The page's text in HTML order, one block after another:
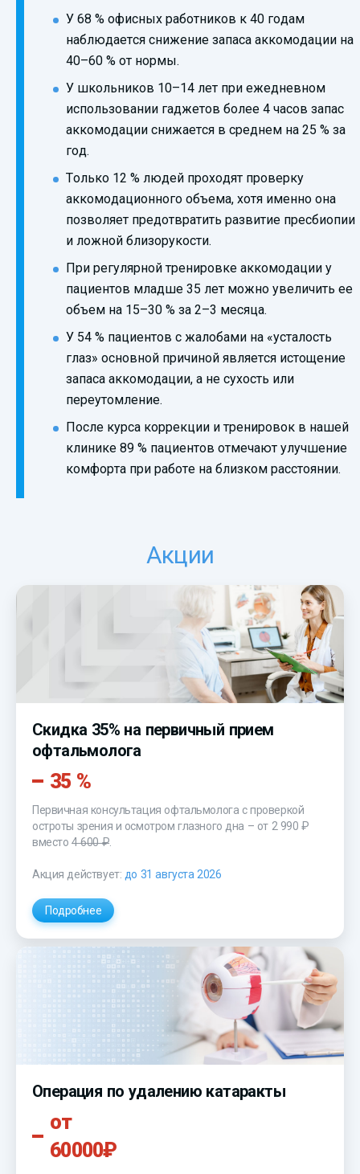
У 68 % офисных работников к 40 годам
наблюдается снижение запаса аккомодации на
40–60 % от нормы.
У школьников 10–14 лет при ежедневном
использовании гаджетов более 4 часов запас
аккомодации снижается в среднем на 25 % за
год.
Только 12 % людей проходят проверку
аккомодационного объема, хотя именно она
позволяет предотвратить развитие пресбиопии
и ложной близорукости.
При регулярной тренировке аккомодации у
пациентов младше 35 лет можно увеличить ее
объем на 15–30 % за 2–3 месяца.
У 54 % пациентов с жалобами на «усталость
глаз» основной причиной является истощение
запаса аккомодации, а не сухость или
переутомление.
После курса коррекции и тренировок в нашей
клинике 89 % пациентов отмечают улучшение
комфорта при работе на близком расстоянии.
Акции
Скидка 35% на первичный прием
офтальмолога
35 %
Первичная консультация офтальмолога с проверкой
остроты зрения и осмотром глазного дна – от 2 990 ₽
вместо4 600 ₽
Акция действует: до 31 августа 2026
Подробнее
Операция по удалению катаракты
от
60000₽